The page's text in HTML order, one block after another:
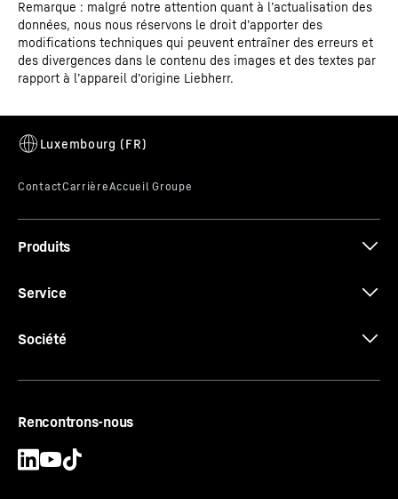
Inserts en téflon dans les profilés des joints
contribuent à la facilité d'ouverture et de fermeture des
facilement l'un sur l'autre et offrent ainsi un grand
Groupe de produit - Canaux
de sortie
Congélateur-coffre de
supermarché
Code article - IDN
Notice de montage et d'installation
Croquis coté
Remarque : malgré notre attention quant à l’actualisation des
données, nous nous réservons le droit d’apporter des
modifications techniques qui peuvent entraîner des erreurs et
des divergences dans le contenu des images et des textes par
rapport à l’appareil d’origine Liebherr.
Produits
Service
Société
Rencontrons-nous